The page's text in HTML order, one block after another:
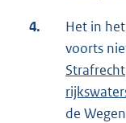
4.
Het in
voorts
Strafrecht
de